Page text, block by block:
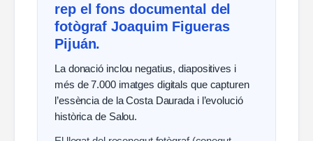
rep el fons documental del
fotògraf Joaquim Figueras
Pijuán.
La donació inclou negatius, diapositives i
més de 7.000 imatges digitals que capturen
l’essència de la Costa Daurada i l’evolució
històrica de Salou.